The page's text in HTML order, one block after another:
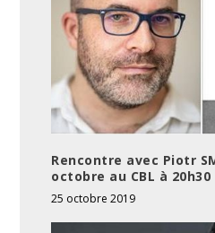
Rencontre avec Piotr
octobre au CBL à 20h30
25 octobre 2019